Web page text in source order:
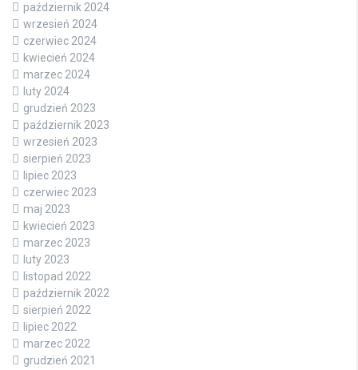
październik 2024
wrzesień 2024
czerwiec 2024
kwiecień 2024
marzec 2024
luty 2024
grudzień 2023
październik 2023
wrzesień 2023
sierpień 2023
lipiec 2023
czerwiec 2023
maj 2023
kwiecień 2023
marzec 2023
luty 2023
listopad 2022
październik 2022
sierpień 2022
lipiec 2022
marzec 2022
grudzień 2021